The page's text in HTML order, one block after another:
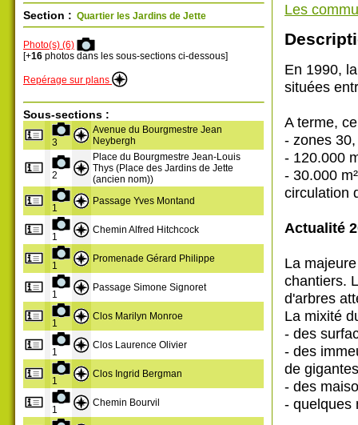
Section : Quartier les Jardins de Jette
Photo(s) (6)
[+16 photos dans les sous-sections ci-dessous]
Repérage sur plans
Sous-sections :
3
Avenue du Bourgmestre Jean
Neybergh
2
Place du Bourgmestre Jean-Louis
Thys (Place des Jardins de Jette
(ancien nom))
1
Passage Yves Montand
1
Chemin Alfred Hitchcock
1
Promenade Gérard Philippe
1
Passage Simone Signoret
1
Clos Marilyn Monroe
1
Clos Laurence Olivier
1
Clos Ingrid Bergman
1
Chemin Bourvil
Les
En 1990,
situées
A terme,
- zones
- 120.000
- 30.000
circulation
Actualité
La
chantiers.
d'arbres
La mixité
- des
- des
de
- des
- quelques